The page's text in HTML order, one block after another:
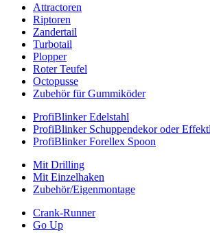
Attractoren
Riptoren
Zandertail
Turbotail
Plopper
Roter Teufel
Octopusse
Zubehör für Gummiköder
ProfiBlinker Edelstahl
ProfiBlinker Schuppendekor oder
ProfiBlinker Forellex Spoon
Mit Drilling
Mit Einzelhaken
Zubehör/Eigenmontage
Crank-Runner
Go Up